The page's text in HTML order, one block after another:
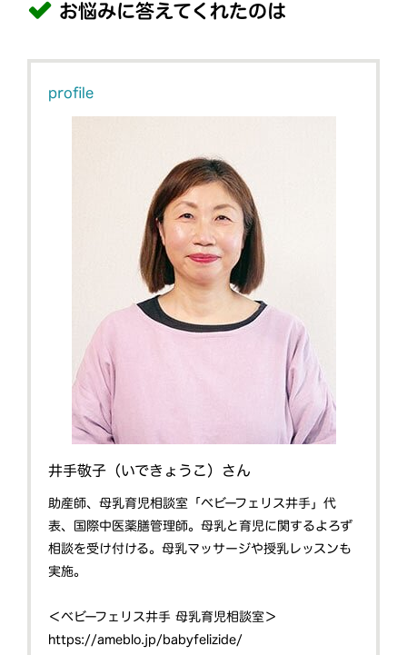
お悩みに答えてくれたのは
profile
井手敬子（いできょうこ）さん
助産師、母乳育児相談室「ベビーフェリス井手」代
表、国際中医薬膳管理師。母乳と育児に関するよろず
相談を受け付ける。母乳マッサージや授乳レッスンも
実施。
＜ベビーフェリス井手 母乳育児相談室＞
https://ameblo.jp/babyfelizide/